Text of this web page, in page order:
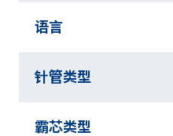
语言
针管类型
霸芯类型